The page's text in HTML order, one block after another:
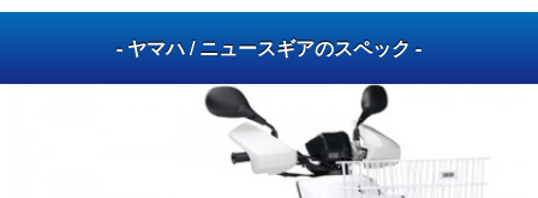
- ヤマハ / ニュースギアのスペック -